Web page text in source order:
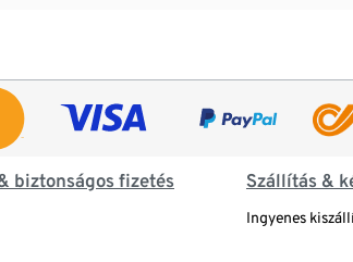
biztonságos fizetés Szállítás &
Ingyenes